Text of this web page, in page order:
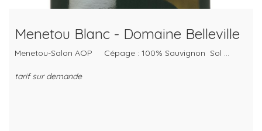
Menetou Blanc - Domaine Belleville
Menetou-Salon AOP Cépage : 100% Sauvignon Sol ...
tarif sur demande